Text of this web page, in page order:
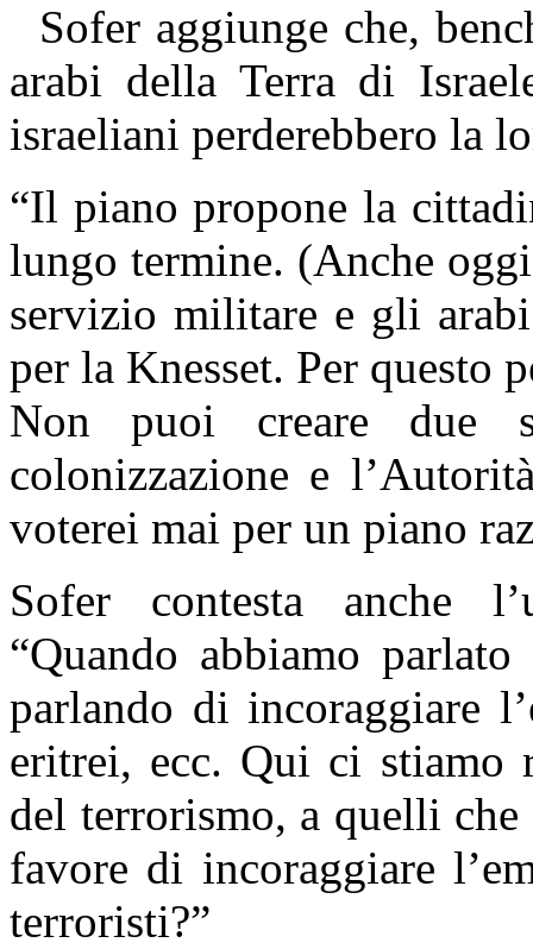
Sofer aggiunge che,
arabi della Terra di
israeliani perderebbero la
“Il piano propone la
lungo termine. (Anche
servizio militare e gli
per la Knesset. Per questo
Non puoi creare due
colonizzazione e
voterei mai per un piano
Sofer contesta anche
“Quando abbiamo
parlando di incoraggiare
eritrei, ecc. Qui ci stiamo
del terrorismo, a quelli
favore di incoraggiare
terroristi?”